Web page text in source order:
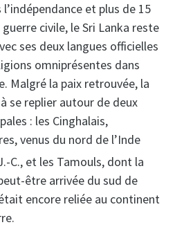
l’indépendance et plus de 15
civile, le Sri Lanka reste
ses deux langues officielles
omniprésentes dans
Malgré la paix retrouvée, la
se replier autour de deux
: les Cinghalais,
venus du nord de l’Inde
C., et les Tamouls, dont la
être arrivée du sud de
encore reliée au continent